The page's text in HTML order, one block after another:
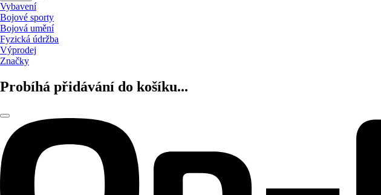
Vybavení
Bojové sporty
Bojová umění
Fyzická údržba
Výprodej
Značky
Probíhá přidávání do košíku...